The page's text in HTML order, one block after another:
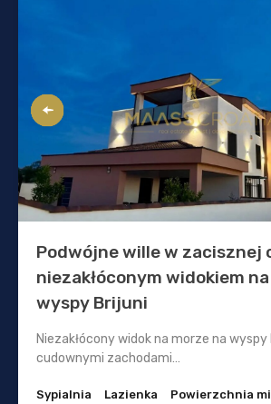
Podwójne wille w zacisznej
niezakłóconym widokiem
wyspy Brijuni
Niezakłócony widok na morze na wyspy
cudownymi zachodami…
Sypialnia
Lazienka
Powierzchnia